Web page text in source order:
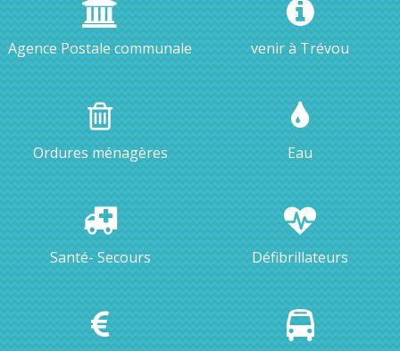
Agence Postale communale venir à Trévou
Ordures ménagères Eau
Santé- Secours Défibrillateurs